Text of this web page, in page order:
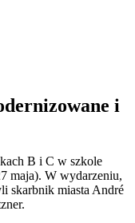
i
B i C w szkole
maja). W wydarzeniu,
skarbnik miasta André